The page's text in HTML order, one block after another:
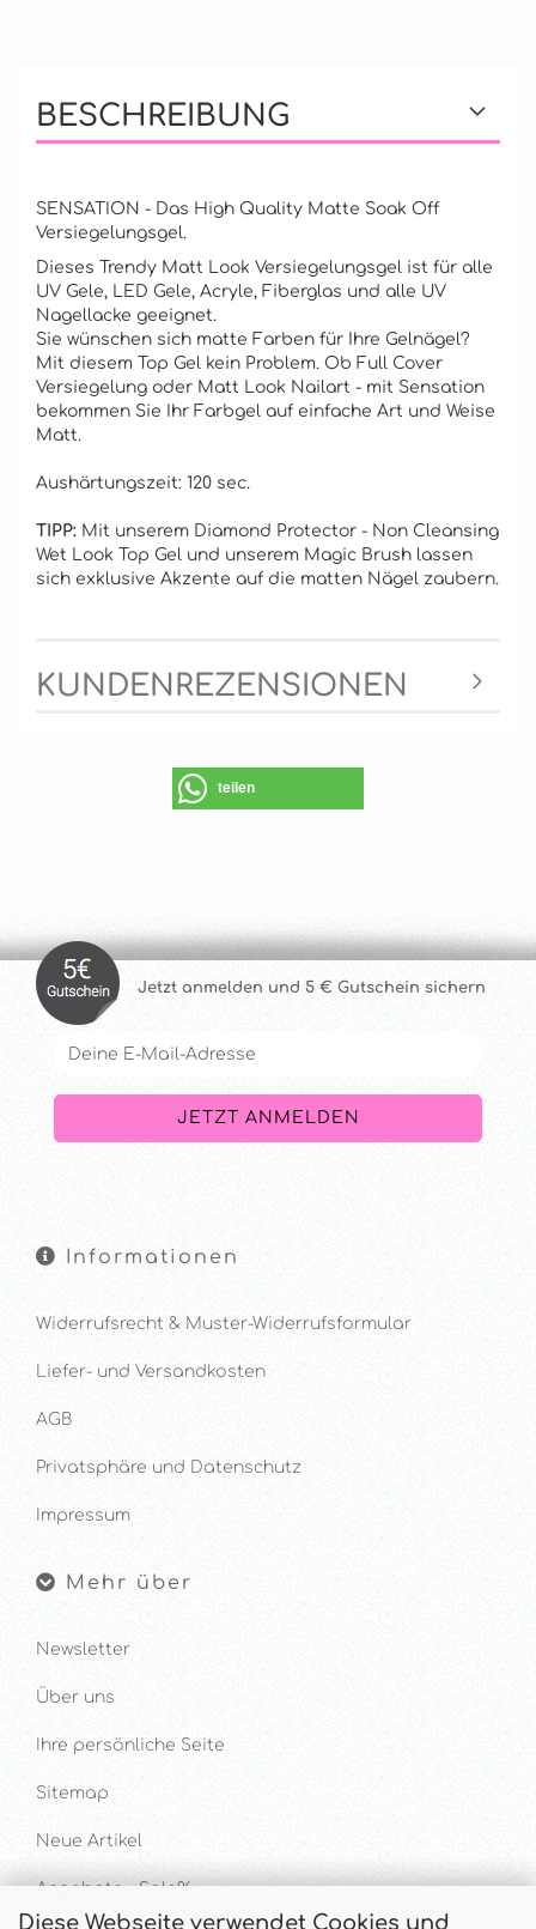
Diese Webseite verwendet Cookies und
BESCHREIBUNG
SENSATION - Das High Quality Matte Soak Off
Versiegelungsgel.
Dieses Trendy Matt Look Versiegelungsgel ist für alle
UV Gele, LED Gele, Acryle, Fiberglas und alle UV
Nagellacke geeignet.
Sie wünschen sich matte Farben für Ihre Gelnägel?
Mit diesem Top Gel kein Problem. Ob Full Cover
Versiegelung oder Matt Look Nailart - mit Sensation
bekommen Sie Ihr Farbgel auf einfache Art und Weise
Matt.
Aushärtungszeit: 120 sec.
TIPP: Mit unserem Diamond Protector - Non Cleansing
Wet Look Top Gel und unserem Magic Brush lassen
sich exklusive Akzente auf die matten Nägel zaubern.
KUNDENREZENSIONEN
teilen
Jetzt anmelden und 5 € Gutschein sichern
Informationen
Widerrufsrecht & Muster-Widerrufsformular
Liefer- und Versandkosten
AGB
Privatsphäre und Datenschutz
Impressum
Mehr über
Newsletter
Über uns
Ihre persönliche Seite
Sitemap
Neue Artikel
Angebote - Sale%